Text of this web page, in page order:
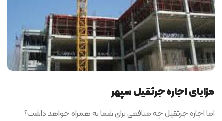
مزایای اجاره جرثقیل سپهر
اما اجاره جرثقیل چه منافعی برای شما به همراه خواهد داشت؟